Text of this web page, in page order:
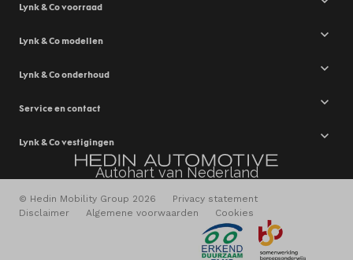
Lynk & Co voorraad
Lynk & Co modellen
Lynk & Co onderhoud
Service en contact
Lynk & Co vestigingen
Autohart van Nederland
© Hedin Mobility Group 2026
Privacy statement
Disclaimer
Algemene voorwaarden Cookies